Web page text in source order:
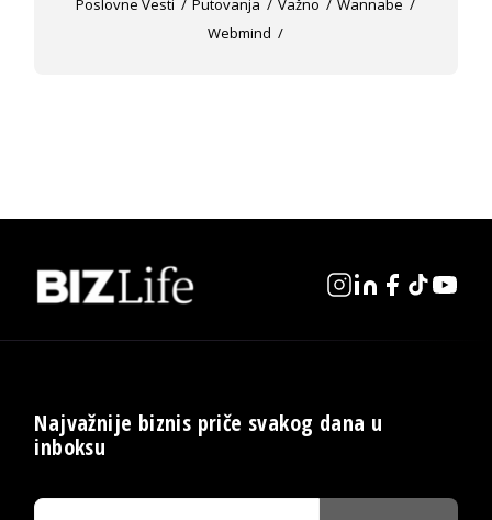
Poslovne Vesti
Putovanja Važno
Wannabe
Webmind
Najvažnije biznis priče svakog dana u
inboksu